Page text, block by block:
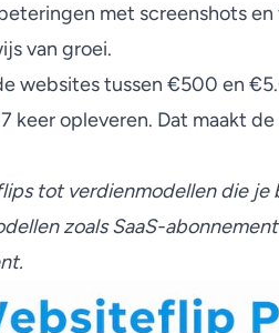
met screenshots
van groei.
websites tussen €500 en
keer opleveren. Dat maakt
tot verdienmodellen die
zoals SaaS-